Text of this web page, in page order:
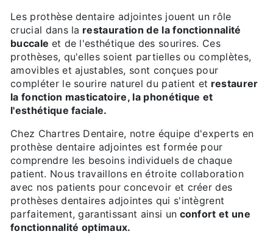
Les prothèse dentaire adjointes jouent un rôle
crucial dans la restauration de la fonctionnalité
buccale et de l'esthétique des sourires. Ces
prothèses, qu'elles soient partielles ou complètes,
amovibles et ajustables, sont conçues pour
compléter le sourire naturel du patient et restaurer
la fonction masticatoire, la phonétique et
l'esthétique faciale.
Chez Chartres Dentaire, notre équipe d'experts en
prothèse dentaire adjointes est formée pour
comprendre les besoins individuels de chaque
patient. Nous travaillons en étroite collaboration
avec nos patients pour concevoir et créer des
prothèses dentaires adjointes qui s'intègrent
parfaitement, garantissant ainsi un confort et une
fonctionnalité optimaux.